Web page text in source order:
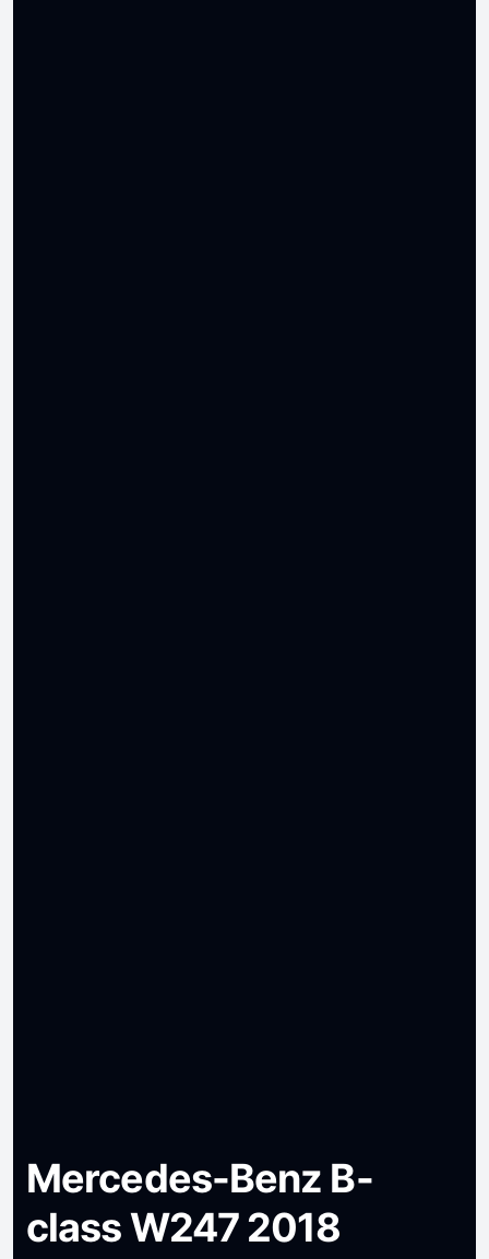
Mercedes-Benz B-
class W247 2018